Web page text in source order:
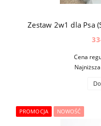
Zestaw 2w1 dla Psa
Cena
PROMOCJA NOWOŚĆ